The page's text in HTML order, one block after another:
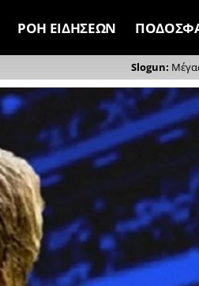
ΡΟΗ ΕΙΔΗΣΕΩΝ